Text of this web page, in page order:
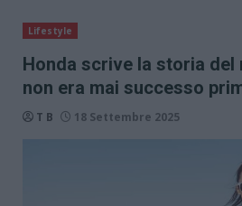
Lifestyle
Honda scrive la storia
non era mai successo
T B 18 Settembre 2025